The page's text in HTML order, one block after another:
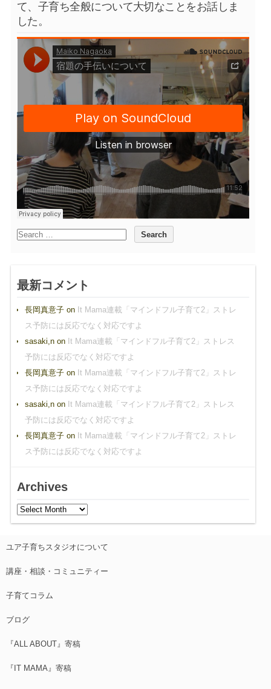
て、子育ち全般について大切なことをお話しま
した。
最新コメント
長岡真意子on It Mama連載「マインドフル子育て2」ストレ
ス予防には反応でなく対応ですよ
sasaki,non It Mama連載「マインドフル子育て2」ストレス
予防には反応でなく対応ですよ
長岡真意子on It Mama連載「マインドフル子育て2」ストレ
ス予防には反応でなく対応ですよ
sasaki,non It Mama連載「マインドフル子育て2」ストレス
予防には反応でなく対応ですよ
長岡真意子on It Mama連載「マインドフル子育て2」ストレ
ス予防には反応でなく対応ですよ
Archives
ユア子育ちスタジオについて
講座・相談・コミュニティー
子育てコラム
ブログ
『ALL ABOUT』寄稿
『IT MAMA』寄稿